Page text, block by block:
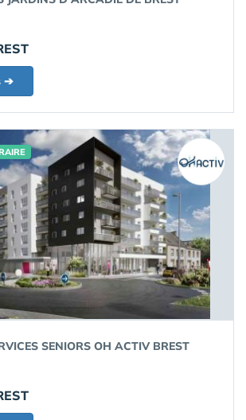
➔
SENIORS OH ACTIV BREST